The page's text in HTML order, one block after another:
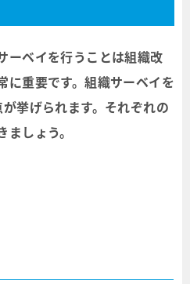
ーベイを行うことは組織改
に重要です。組織サーベイを
挙げられます。それぞれの
しょう。